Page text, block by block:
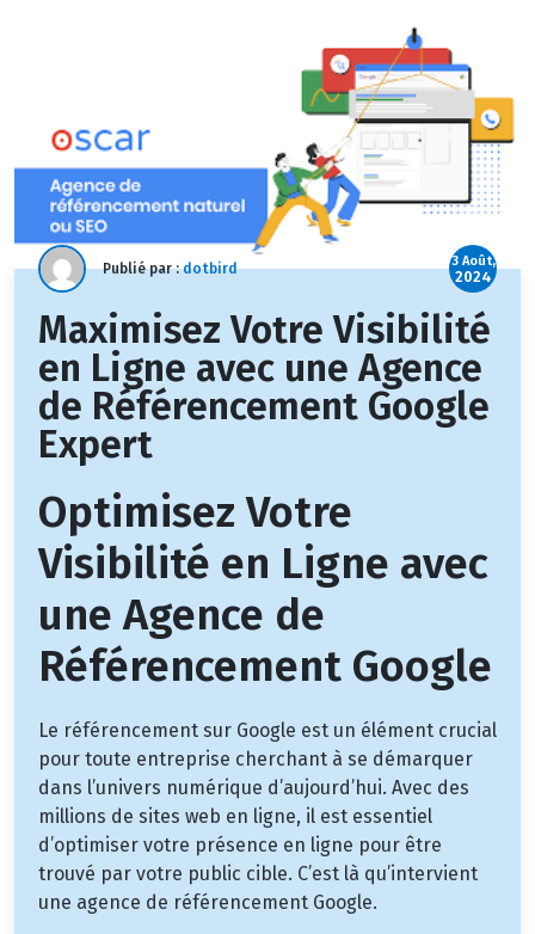
Publié par :dotbird 3 Août,
2024
Maximisez Votre Visibilité
en Ligne avec une Agence
de Référencement Google
Expert
Optimisez Votre
Visibilité en Ligne avec
une Agence de
Référencement Google
Le référencement sur Google est un élément crucial
pour toute entreprise cherchant à se démarquer
dans l’univers numérique d’aujourd’hui. Avec des
millions de sites web en ligne, il est essentiel
d’optimiser votre présence en ligne pour être
trouvé par votre public cible. C’est là qu’intervient
une agence de référencement Google.